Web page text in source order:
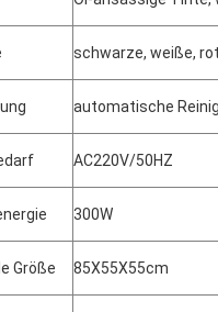
schwarze, weiße,
automatische
AC220V/50HZ
300W
Größe 85X55X55cm